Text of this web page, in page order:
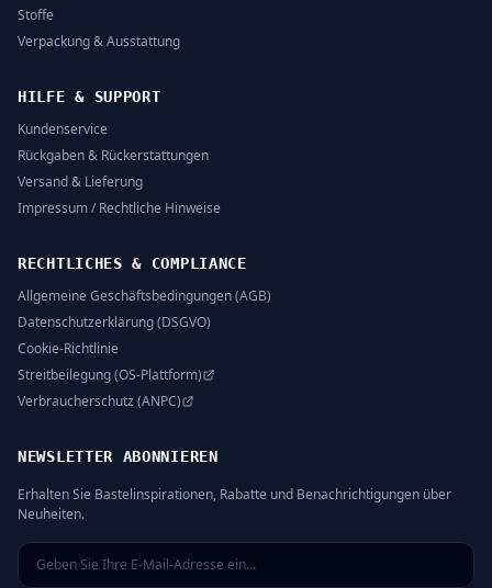
Stoffe
Verpackung & Ausstattung
HILFE & SUPPORT
Kundenservice
Rückgaben & Rückerstattungen
Versand & Lieferung
Impressum / Rechtliche Hinweise
RECHTLICHES & COMPLIANCE
Allgemeine Geschäftsbedingungen (AGB)
Datenschutzerklärung (DSGVO)
Cookie-Richtlinie
Streitbeilegung (OS-Plattform)
Verbraucherschutz (ANPC)
NEWSLETTER ABONNIEREN
Erhalten Sie Bastelinspirationen, Rabatte und Benachrichtigungen über
Neuheiten.